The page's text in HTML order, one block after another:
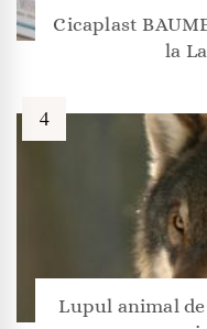
Cicaplast
la
Lupul animal